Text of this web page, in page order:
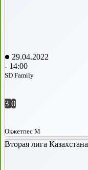
29.04.2022
- 14:00
SD Family
3 0
Окжетпес М
Вторая лига Казахстана